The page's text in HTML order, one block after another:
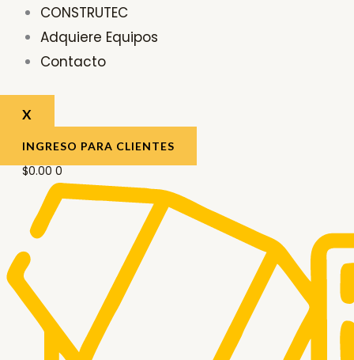
CONSTRUTEC
Adquiere Equipos
Contacto
X
INGRESO PARA CLIENTES
$0.00 0